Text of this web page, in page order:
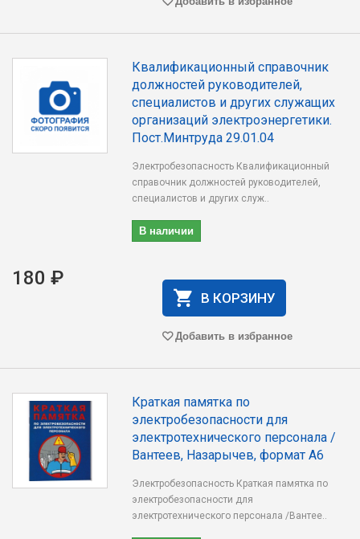
Квалификационный справочник
должностей руководителей,
специалистов и других служащих
организаций электроэнергетики.
Пост.Минтруда 29.01.04
Электробезопасность Квалификационный
справочник должностей руководителей,
специалистов и других служ..
В наличии
180 ₽
В КОРЗИНУ
Добавить в избранное
Краткая памятка по
электробезопасности для
электротехнического персонала /
Вантеев, Назарычев, формат А6
Электробезопасность Краткая памятка по
электробезопасности для
электротехнического персонала /Вантее..